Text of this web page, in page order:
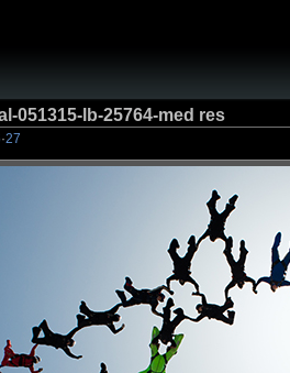
051315-lb-25764-med res
·27